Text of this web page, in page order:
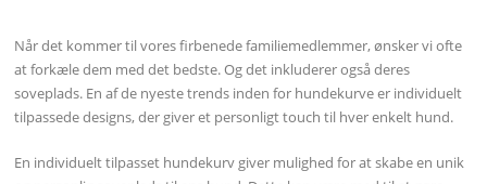
Når det kommer til vores firbenede familiemedlemmer, ønsker vi ofte
at forkæle dem med det bedste. Og det inkluderer også deres
soveplads. En af de nyeste trends inden for hundekurve er individuelt
tilpassede designs, der giver et personligt touch til hver enkelt hund.
En individuelt tilpasset hundekurv giver mulighed for at skabe en unik